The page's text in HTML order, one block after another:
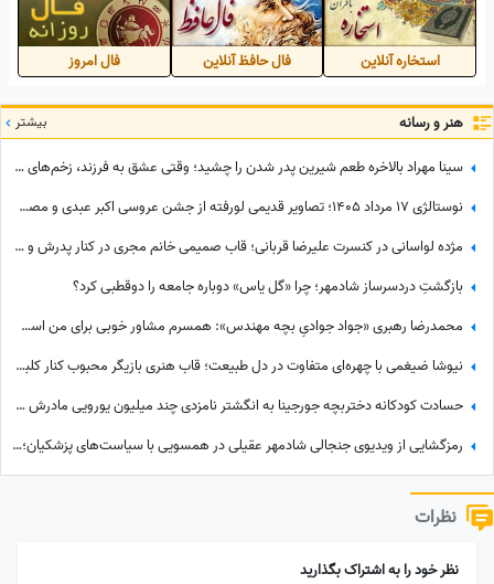
جشن تهیه‌کنندگان
درخشش اصالت ایرانی در جوار
بزرگان سینما
استخاره آنلاین فال حافظ آنلاین فال امروز
هنر و رسانه بیشتر
سینا مهراد بالاخره طعم شیرین پدر شدن را چشید؛ وقتی عشق به فرزند، زخم‌های کهنه را شست و در نهایت همان چیزی نصیبش شد که مردها از زندگی می‌خواهند!
نوستالژی 17 مرداد 1405؛ تصاویر قدیمی لورفته از جشن عروسی اکبر عبدی و مصی خانوم در مرداد 1365
مژده لواسانی در کنسرت علیرضا قربانی؛ قاب صمیمی خانم مجری در کنار پدرش و خواننده محبوب
بازگشتِ دردسرساز شادمهر؛ چرا «گل یاس» دوباره جامعه را دو‌قطبی کرد؟
محمدرضا رهبری «جواد جوادیِ بچه مهندس»: همسرم مشاور خوبی برای من است، خط قرمز من خانوادمه/عروسی خواهرم دائم استرس داشتم که مبادا فیلم یا عکسی از من گرفته شود و بعدا برای من دردسر ایجاد کند!
نیوشا ضیغمی با چهره‌ای متفاوت در دل طبیعت؛ قاب هنری بازیگر محبوب کنار کلبه چوبی
حسادت کودکانه دختربچه جورجینا به انگشتر نامزدی چند میلیون یورویی مادرش که رونالدو به او هدیه داده بود!
رمزگشایی از ویدیوی جنجالی شادمهر عقیلی در همسویی با سیاست‌های پزشکیان؛ آیا «گل یاس» بلیت برگشت به خانه است؟
نظرات
نظر خود را به اشتراک بگذارید